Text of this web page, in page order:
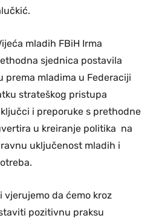
mladih FBiH Irma
sjednica postavila
prema mladima u Federaciji
strateškog pristupa
i preporuke s prethodne
u kreiranje politika na
uključenost mladih i
vjerujemo da ćemo kroz
pozitivnu praksu